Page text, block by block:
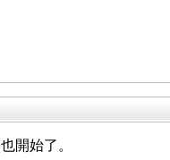
開始了。